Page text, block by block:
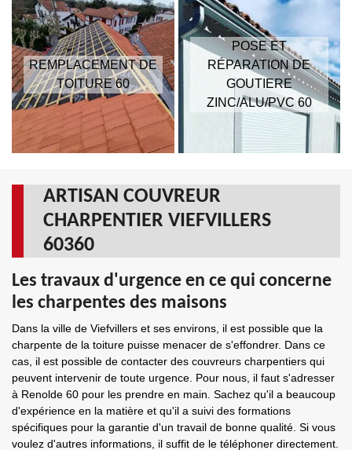
REMPLACEMENT DE
TOITURE 60
POSE ET
RÉPARATION DE
GOUTIERE
ZINC/ALU/PVC 60
ARTISAN COUVREUR
CHARPENTIER VIEFVILLERS
60360
Les travaux d'urgence en ce qui concerne
les charpentes des maisons
Dans la ville de Viefvillers et ses environs, il est possible que la
charpente de la toiture puisse menacer de s'effondrer. Dans ce
cas, il est possible de contacter des couvreurs charpentiers qui
peuvent intervenir de toute urgence. Pour nous, il faut s'adresser
à Renolde 60 pour les prendre en main. Sachez qu'il a beaucoup
d'expérience en la matière et qu'il a suivi des formations
spécifiques pour la garantie d'un travail de bonne qualité. Si vous
voulez d'autres informations, il suffit de le téléphoner directement.